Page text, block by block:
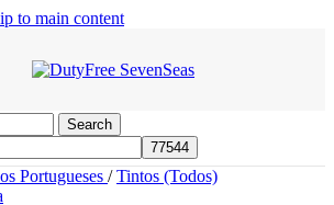
to main content
Search
Portugueses / Tintos (Todos)